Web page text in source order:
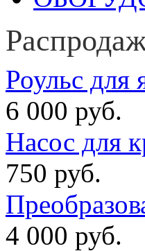
Роульс для
6 000 руб.
Насос для
750 руб.
4 000 руб.